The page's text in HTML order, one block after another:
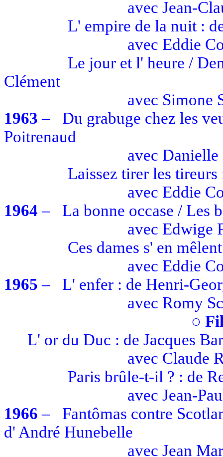
avec Jean-
L' empire de la nuit :
avec Eddie
Le jour et l' heure /
Clément
avec Simone
1963–
Du grabuge chez les
Poitrenaud
avec
Laissez tirer les
avec Eddie
1964 –
La bonne occase / Les
avec Edwige
Ces dames s' en
avec Eddie
1965– L' enfer : de Henri-
avec Romy
○
L' or du Duc : de Jacques
avec Claude
Paris brûle-t-il ? : de
avec Jean-
1966–
Fantômas contre
d' André Hunebelle
avec Jean